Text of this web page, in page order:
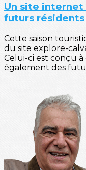
Un site
futurs
Cette saison
du site explore-
Celui-ci est conçu à
également des